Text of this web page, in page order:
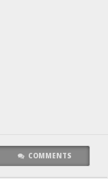
COMMENTS